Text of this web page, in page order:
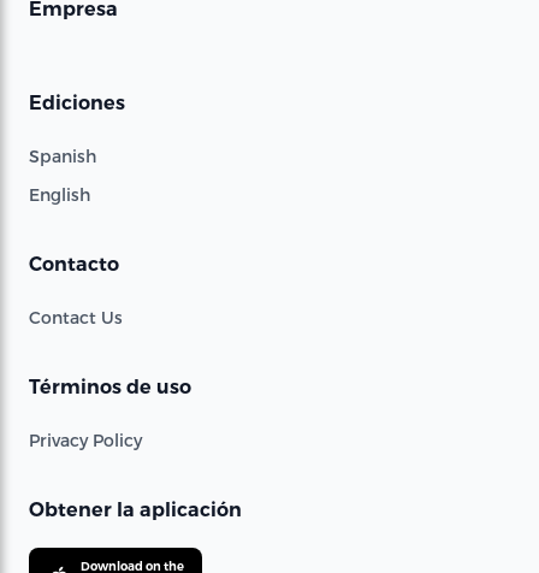
Empresa
Ediciones
Spanish
English
Contacto
Contact Us
Términos de uso
Privacy Policy
Obtener la aplicación
Download on the